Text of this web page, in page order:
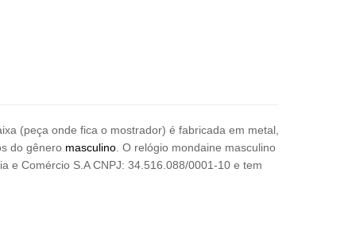
(peça onde fica o mostrador) é fabricada em metal,
do gênero masculino . O relógio mondaine masculino
e Comércio S.A CNPJ: 34.516.088/0001-10 e tem